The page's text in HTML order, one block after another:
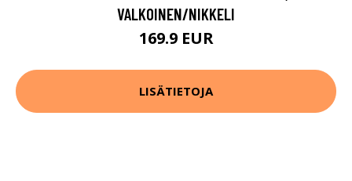
VALKOINEN/NIKKELI
169.9 EUR
LISÄTIETOJA